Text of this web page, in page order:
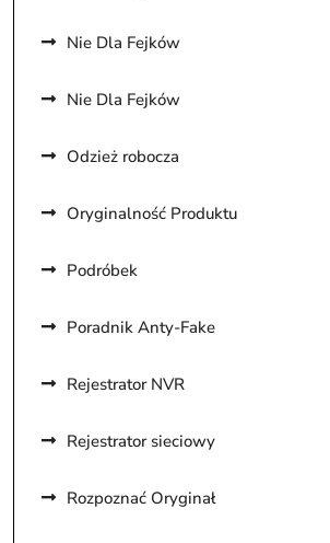
Nie Dla Fejków
Nie Dla Fejków
Odzież robocza
Oryginalność Produktu
Podróbek
Poradnik Anty-Fake
Rejestrator NVR
Rejestrator sieciowy
Rozpoznać Oryginał